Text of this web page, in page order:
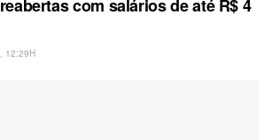
com salários de até R$ 4
12:29H